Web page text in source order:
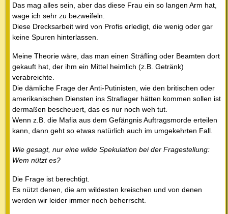
Das mag alles sein, aber das diese Frau ein so langen Arm hat,
wage ich sehr zu bezweifeln.
Diese Drecksarbeit wird von Profis erledigt, die wenig oder gar
keine Spuren hinterlassen.
Meine Theorie wäre, das man einen Sträfling oder Beamten dort
gekauft hat, der ihm ein Mittel heimlich (z.B. Getränk)
verabreichte.
Die dämliche Frage der Anti-Putinisten, wie den britischen oder
amerikanischen Diensten ins Straflager hätten kommen sollen ist
dermaßen bescheuert, das es nur noch weh tut.
Wenn z.B. die Mafia aus dem Gefängnis Auftragsmorde erteilen
kann, dann geht so etwas natürlich auch im umgekehrten Fall.
Wie gesagt, nur eine wilde Spekulation bei der Fragestellung:
Wem nützt es?
Die Frage ist berechtigt.
Es nützt denen, die am wildesten kreischen und von denen
werden wir leider immer noch beherrscht.